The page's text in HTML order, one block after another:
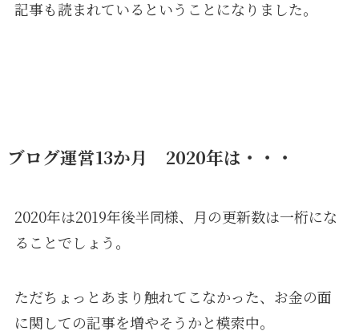
記事も読まれているということになりました。
ブログ運営13か月 2020年は・・・
2020年は2019年後半同様、月の更新数は一桁にな
ることでしょう。
ただちょっとあまり触れてこなかった、お金の面
に関しての記事を増やそうかと模索中。